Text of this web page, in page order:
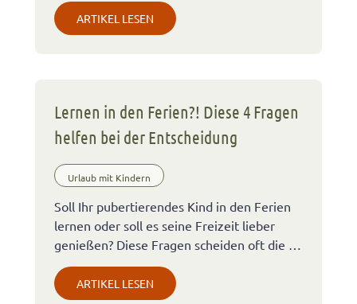
ARTIKEL LESEN
Lernen in den Ferien?! Diese 4 Fragen
helfen bei der Entscheidung
Urlaub mit Kindern
Soll Ihr pubertierendes Kind in den Ferien
lernen oder soll es seine Freizeit lieber
genießen? Diese Fragen scheiden oft die …
ARTIKEL LESEN